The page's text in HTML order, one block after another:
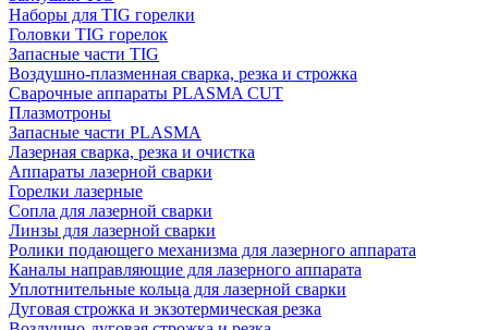
Наборы для TIG горелки
Головки TIG горелок
Запасные части TIG
Воздушно-плазменная сварка, резка и строжка
Сварочные аппараты PLASMA CUT
Плазмотроны
Запасные части PLASMA
Лазерная сварка, резка и очистка
Аппараты лазерной сварки
Горелки лазерные
Сопла для лазерной сварки
Линзы для лазерной сварки
Ролики подающего механизма для лазерного аппарата
Каналы направляющие для лазерного аппарата
Уплотнительные кольца для лазерной сварки
Дуговая строжка и экзотермическая резка